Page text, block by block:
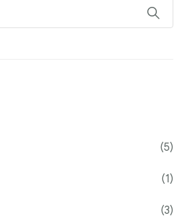
(5)
(1)
(3)